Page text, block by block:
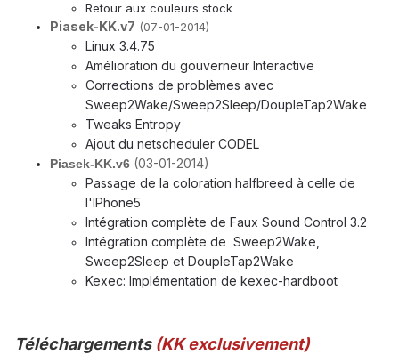
Retour aux couleurs stock
Piasek-KK.v7 (07-01-2014)
Linux 3.4.75
Amélioration du gouverneur Interactive
Corrections de problèmes avec
Sweep2Wake/Sweep2Sleep/DoupleTap2Wake
Tweaks Entropy
Ajout du netscheduler CODEL
Piasek-KK.v6 (03-01-2014)
​Passage de la coloration halfbreed à celle de
l'IPhone5
Intégration complète de Faux Sound Control 3.2
Intégration complète de Sweep2Wake,
Sweep2Sleep et DoupleTap2Wake
Kexec: Implémentation de kexec-hardboot
Téléchargements (KK exclusivement)